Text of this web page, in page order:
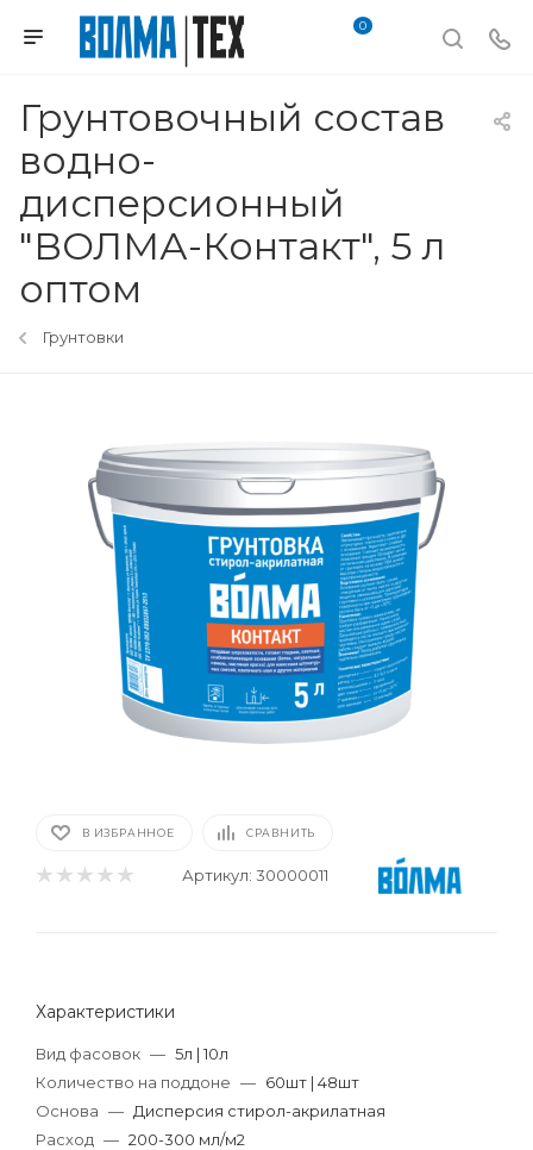
0
Грунтовочный состав
водно-
дисперсионный
"ВОЛМА-Контакт", 5 л
оптом
Грунтовки
В ИЗБРАННОЕ СРАВНИТЬ
Артикул: 30000011
Характеристики
Вид фасовок — 5л | 10л
Количество на поддоне — 60шт | 48шт
Основа — Дисперсия стирол-акрилатная
Расход — 200-300 мл/м2